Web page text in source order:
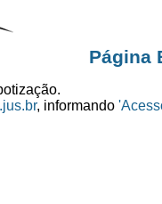
Página
, informando